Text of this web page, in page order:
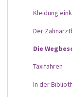
Kleidung
Der
Die
Taxifahren
In der